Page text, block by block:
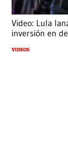
Video: Lula
inversión en
VIDEOS